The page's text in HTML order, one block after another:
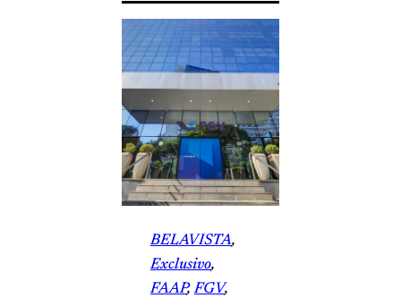
BELAVISTA
Exclusivo
FAAP, FGV